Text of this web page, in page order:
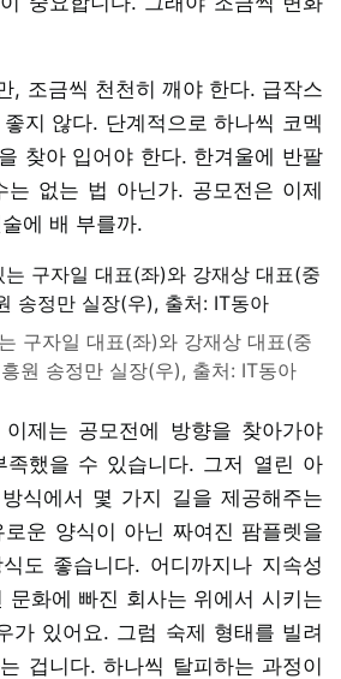
, 조금씩 천천히 깨야 한다. 급작스
지 않다. 단계적으로 하나씩 코멕
찾아 입어야 한다. 한겨울에 반팔
는 없는 법 아닌가. 공모전은 이제
에 배 부를까.
구자일 대표(좌)와 강재상 대표(중
원 송정만 실장(우), 출처: IT동아
제는 공모전에 방향을 찾아가야
족했을 수 있습니다. 그저 열린 아
식에서 몇 가지 길을 제공해주는
운 양식이 아닌 짜여진 팜플렛을
도 좋습니다. 어디까지나 지속성
문화에 빠진 회사는 위에서 시키는
가 있어요. 그럼 숙제 형태를 빌려
겁니다. 하나씩 탈피하는 과정이